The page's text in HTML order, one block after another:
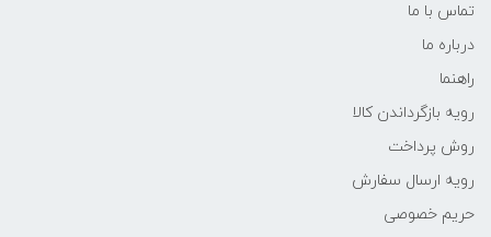
تماس با ما
درباره ما
راهنما
رویه‌ بازگرداندن کالا
روش پرداخت
رویه ارسال سفارش
حریم خصوصی